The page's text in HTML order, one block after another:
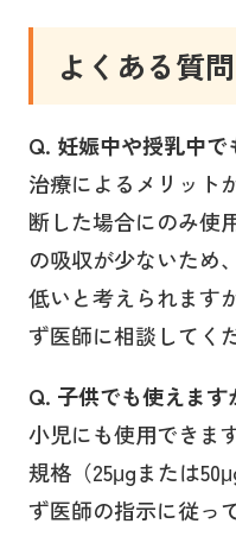
よくある質問
Q. 妊娠中や授乳中で
治療によるメリット
断した場合にのみ使
の吸収が少ないため
低いと考えられます
ず医師に相談してく
Q. 子供でも使えます
小児にも使用できま
規格（25μgまたは
ず医師の指示に従っ